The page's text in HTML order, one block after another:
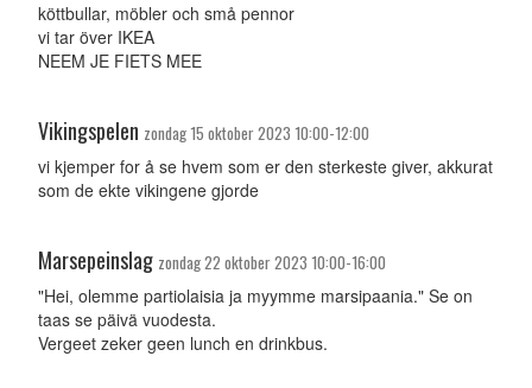
köttbullar, möbler och små pennor
vi tar över IKEA
NEEM JE FIETS MEE
Vikingspelen zondag 15 oktober 2023 10:00-12:00
vi kjemper for å se hvem som er den sterkeste giver, akkurat
som de ekte vikingene gjorde
Marsepeinslag zondag 22 oktober 2023 10:00-16:00
"Hei, olemme partiolaisia ja myymme marsipaania." Se on
taas se päivä vuodesta.
Vergeet zeker geen lunch en drinkbus.